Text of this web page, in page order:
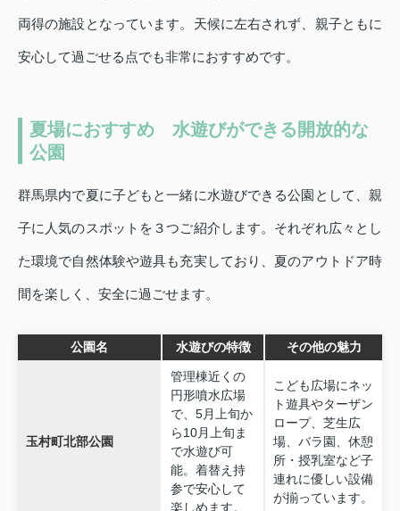
両得の施設となっています。天候に左右されず、親子ともに
安心して過ごせる点でも非常におすすめです。
夏場におすすめ 水遊びができる開放的な
公園
群馬県内で夏に子どもと一緒に水遊びできる公園として、親
子に人気のスポットを３つご紹介します。それぞれ広々とし
た環境で自然体験や遊具も充実しており、夏のアウトドア時
間を楽しく、安全に過ごせます。
公園名 水遊びの特徴 その他の魅力
玉村町北部公園
管理棟近くの
円形噴水広場
で、5月上旬か
ら10月上旬ま
で水遊び可
能。着替え持
参で安心して
楽しめます。
こども広場にネッ
ト遊具やターザン
ロープ、芝生広
場、バラ園、休憩
所・授乳室など子
連れに優しい設備
が揃っています。